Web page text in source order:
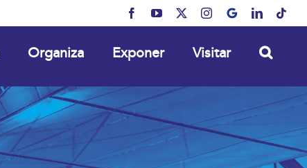
FacebookYouTube Instagram
MyBusinessLinkedIn
Organiza Exponer Visitar